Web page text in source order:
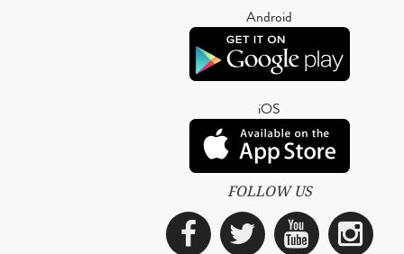
Android
iOS
FOLLOW US
Facebook
Twitter